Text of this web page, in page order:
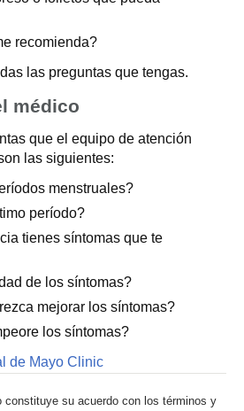
recomienda?
las preguntas que tengas.
médico
que el equipo de atención
las siguientes:
menstruales?
período?
tienes síntomas que te
de los síntomas?
mejorar los síntomas?
los síntomas?
de Mayo Clinic
constituye su acuerdo con los términos y